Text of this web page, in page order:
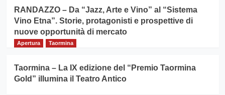
RANDAZZO – Da “Jazz, Arte e Vino” al “Sistema
Vino Etna”. Storie, protagonisti e prospettive di
nuove opportunità di mercato
Apertura Taormina
Taormina – La IX edizione del “Premio Taormina
Gold” illumina il Teatro Antico